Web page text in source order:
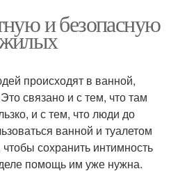
и безопасную
происходят в ванной,
связано и с тем, что там
и с тем, что люди до
ванной и туалетом
сохранить интимность
помощь им уже нужна.